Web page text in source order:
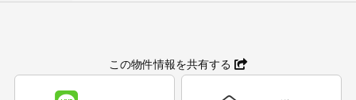
この物件情報を共有する